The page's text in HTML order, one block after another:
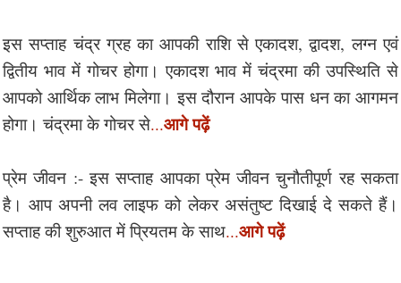
इस सप्ताह चंद्र ग्रह का आपकी राशि से एकादश, द्वादश, लग्न एवं
द्वितीय भाव में गोचर होगा। एकादश भाव में चंद्रमा की उपस्थिति से
आपको आर्थिक लाभ मिलेगा। इस दौरान आपके पास धन का आगमन
होगा। चंद्रमा के गोचर से...आगे पढ़ें
प्रेम जीवन :- इस सप्ताह आपका प्रेम जीवन चुनौतीपूर्ण रह सकता
है। आप अपनी लव लाइफ को लेकर असंतुष्ट दिखाई दे सकते हैं।
सप्ताह की शुरुआत में प्रियतम के साथ...आगे पढ़ें